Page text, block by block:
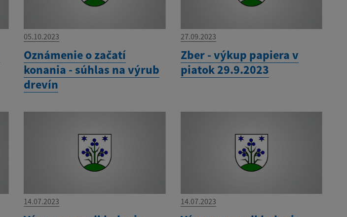
05.10.2023
Oznámenie o začatí
konania - súhlas na výrub
drevín
27.09.2023
Zber - výkup papiera v
piatok 29.9.2023
14.07.2023 14.07.2023